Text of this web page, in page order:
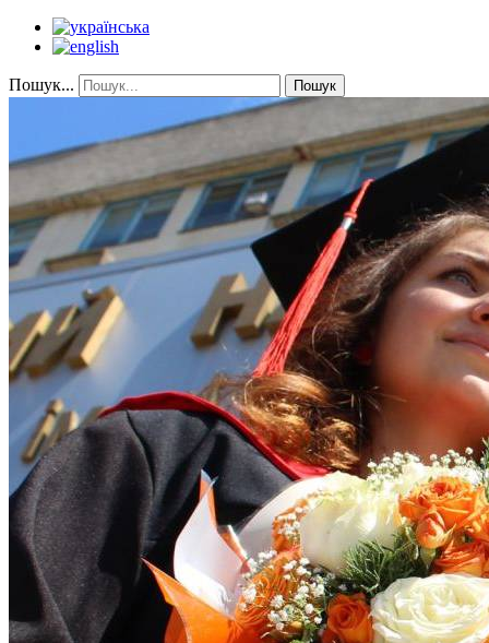
Пошук... Пошук